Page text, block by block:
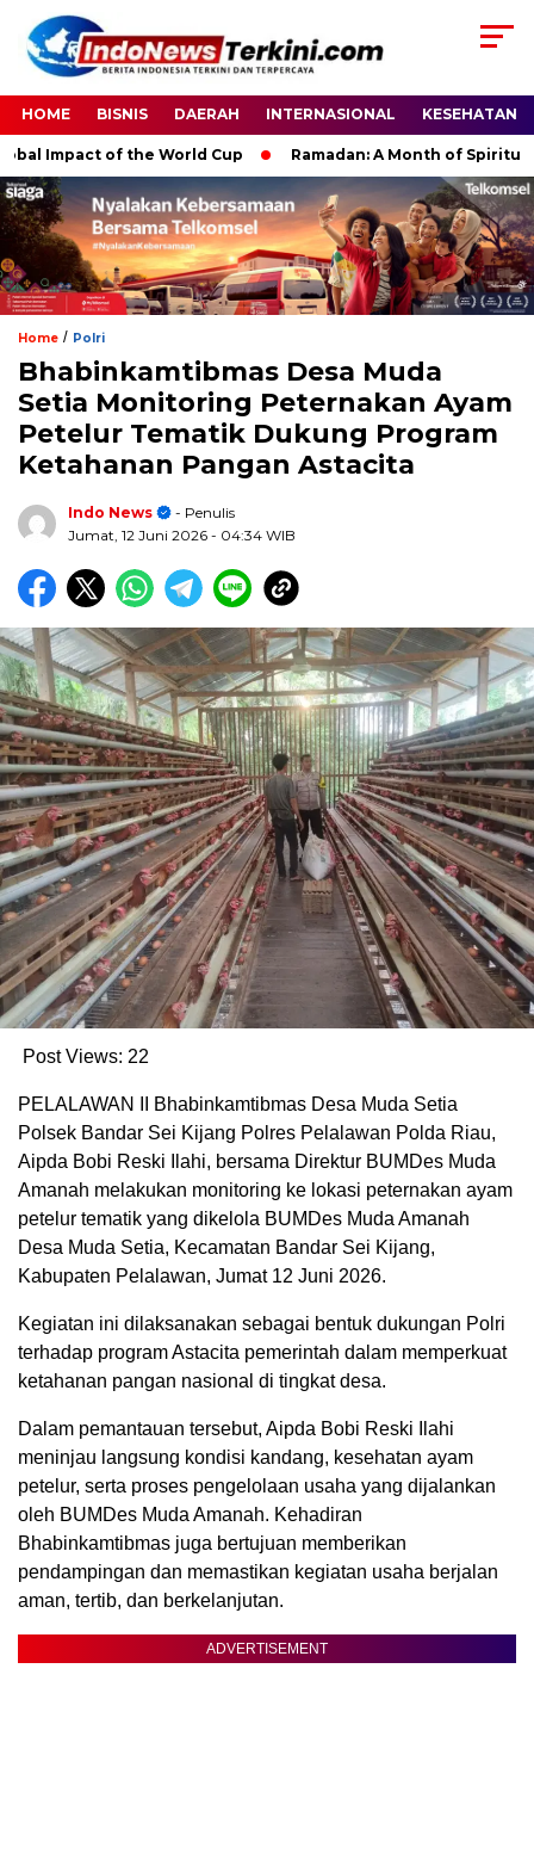
HOME BISNIS DAERAH INTERNASIONAL KESEHATAN
of the World Cup Ramadan: A Month of Spiritual
Home / Polri
Bhabinkamtibmas Desa Muda
Setia Monitoring Peternakan Ayam
Petelur Tematik Dukung Program
Ketahanan Pangan Astacita
Indo News
- Penulis
Jumat, 12 Juni 2026 - 04:34 WIB
Post Views: 22
PELALAWAN II Bhabinkamtibmas Desa Muda Setia
Polsek Bandar Sei Kijang Polres Pelalawan Polda Riau,
Aipda Bobi Reski Ilahi, bersama Direktur BUMDes Muda
Amanah melakukan monitoring ke lokasi peternakan ayam
petelur tematik yang dikelola BUMDes Muda Amanah
Desa Muda Setia, Kecamatan Bandar Sei Kijang,
Kabupaten Pelalawan, Jumat 12 Juni 2026.
Kegiatan ini dilaksanakan sebagai bentuk dukungan Polri
terhadap program Astacita pemerintah dalam memperkuat
ketahanan pangan nasional di tingkat desa.
Dalam pemantauan tersebut, Aipda Bobi Reski Ilahi
meninjau langsung kondisi kandang, kesehatan ayam
petelur, serta proses pengelolaan usaha yang dijalankan
oleh BUMDes Muda Amanah. Kehadiran
Bhabinkamtibmas juga bertujuan memberikan
pendampingan dan memastikan kegiatan usaha berjalan
aman, tertib, dan berkelanjutan.
ADVERTISEMENT